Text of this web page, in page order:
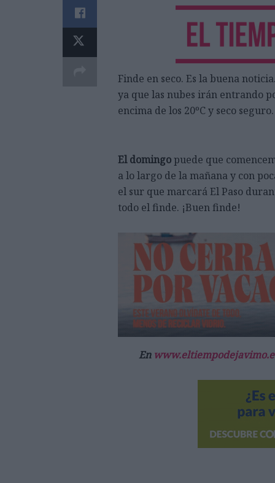
Finde en seco. Es la buena noticia.
ya que las nubes irán entrando
encima de los 20ºC y seco seguro.
El domingopuede que
a lo largo de la mañana y con
el sur que marcará El Paso
todo el finde. ¡Buen finde!
En